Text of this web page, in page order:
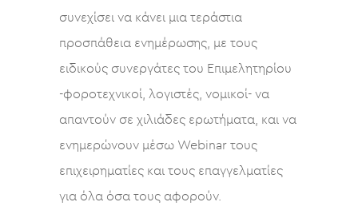
συνεχίσει να κάνει μια τεράστια
προσπάθεια ενημέρωσης, με τους
ειδικούς συνεργάτες του Επιμελητηρίου
-φοροτεχνικοί, λογιστές, νομικοί- να
απαντούν σε χιλιάδες ερωτήματα, και να
ενημερώνουν μέσω Webinar τους
επιχειρηματίες και τους επαγγελματίες
για όλα όσα τους αφορούν.